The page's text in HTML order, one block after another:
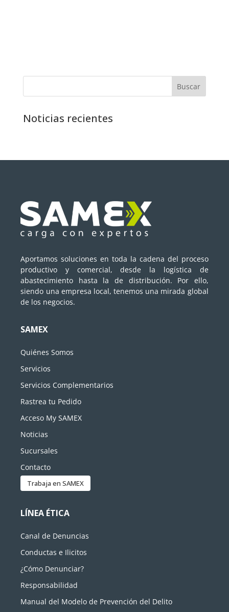
Buscar
Noticias recientes
Aportamos soluciones en toda la cadena del proceso
productivo y comercial, desde la logística de
abastecimiento hasta la de distribución. Por ello,
siendo una empresa local, tenemos una mirada global
de los negocios.
SAMEX
Quiénes Somos
Servicios
Servicios Complementarios
Rastrea tu Pedido
Acceso My SAMEX
Noticias
Sucursales
Contacto
Trabaja en SAMEX
LÍNEA ÉTICA
Canal de Denuncias
Conductas e Ilicitos
¿Cómo Denunciar?
Responsabilidad
Manual del Modelo de Prevención del Delito